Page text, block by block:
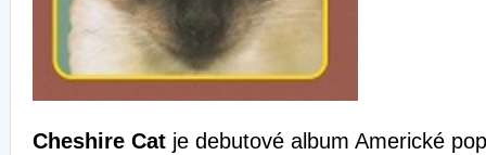
Cheshire Cat je debutové album Americké